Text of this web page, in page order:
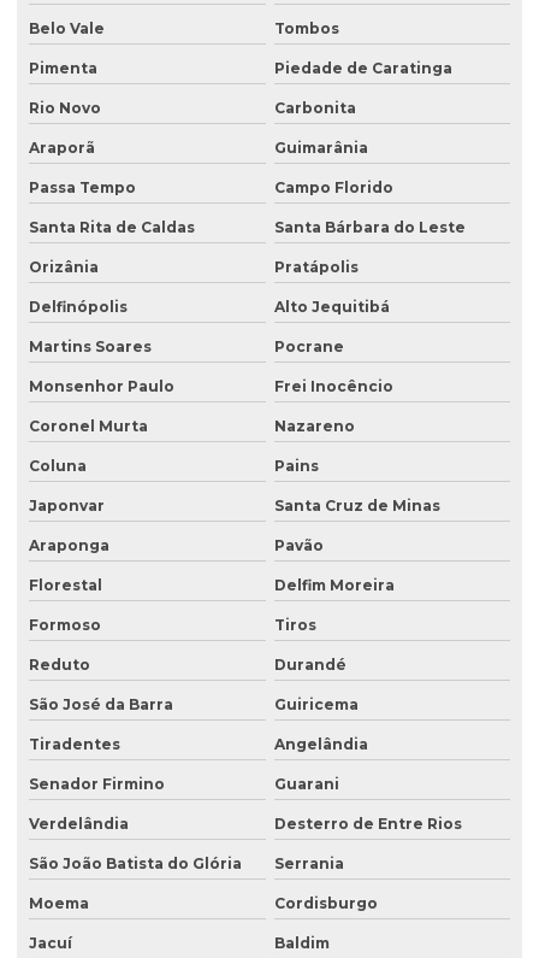
Belo Vale Tombos
Pimenta Piedade de Caratinga
Rio Novo Carbonita
Araporã Guimarânia
Passa Tempo Campo Florido
Santa Rita de Caldas Santa Bárbara do Leste
Orizânia Pratápolis
Delfinópolis Alto Jequitibá
Martins Soares Pocrane
Monsenhor Paulo Frei Inocêncio
Coronel Murta Nazareno
Coluna Pains
Japonvar Santa Cruz de Minas
Araponga Pavão
Florestal Delfim Moreira
Formoso Tiros
Reduto Durandé
São José da Barra Guiricema
Tiradentes Angelândia
Senador Firmino Guarani
Verdelândia Desterro de Entre Rios
São João Batista do Glória Serrania
Moema Cordisburgo
Jacuí Baldim